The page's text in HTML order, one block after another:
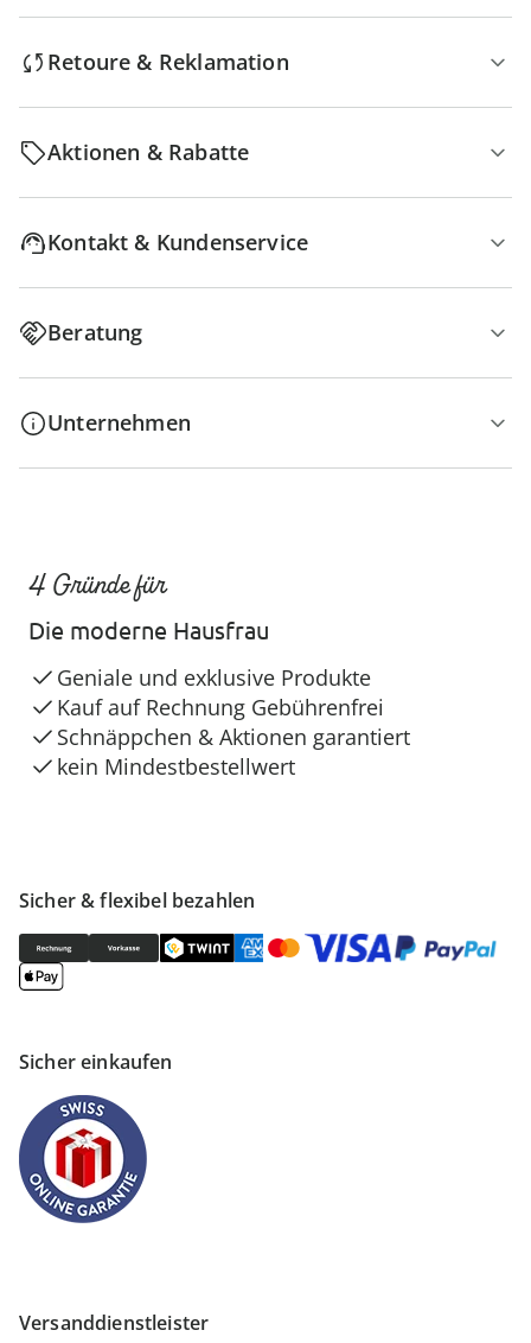
Retoure & Reklamation
Aktionen & Rabatte
Kontakt & Kundenservice
Beratung
Unternehmen
Sicher & flexibel bezahlen
Sicher einkaufen
Versanddienstleister
4 Gründe für
Die moderne Hausfrau
Geniale und exklusive Produkte
Kauf auf Rechnung Gebührenfrei
Schnäppchen & Aktionen garantiert
kein Mindestbestellwert